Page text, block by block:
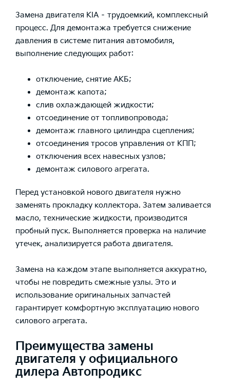
Замена двигателя KIA – трудоемкий, комплексный
процесс. Для демонтажа требуется снижение
давления в системе питания автомобиля,
выполнение следующих работ:
отключение, снятие АКБ;
демонтаж капота;
слив охлаждающей жидкости;
отсоединение от топливопровода;
демонтаж главного цилиндра сцепления;
отсоединения тросов управления от КПП;
отключения всех навесных узлов;
демонтаж силового агрегата.
Перед установкой нового двигателя нужно
заменять прокладку коллектора. Затем заливается
масло, технические жидкости, производится
пробный пуск. Выполняется проверка на наличие
утечек, анализируется работа двигателя.
Замена на каждом этапе выполняется аккуратно,
чтобы не повредить смежные узлы. Это и
использование оригинальных запчастей
гарантирует комфортную эксплуатацию нового
силового агрегата.
Преимущества замены
двигателя у официального
дилера Автопродикс